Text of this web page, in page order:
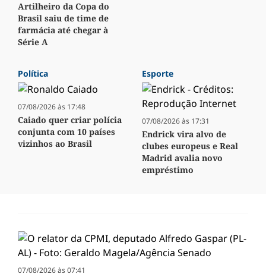
Artilheiro da Copa do
Brasil saiu de time de
farmácia até chegar à
Série A
Política
07/08/2026 às 17:48
Caiado quer criar polícia
conjunta com 10 países
vizinhos ao Brasil
Esporte
07/08/2026 às 17:31
Endrick vira alvo de
clubes europeus e Real
Madrid avalia novo
empréstimo
07/08/2026 às 07:41